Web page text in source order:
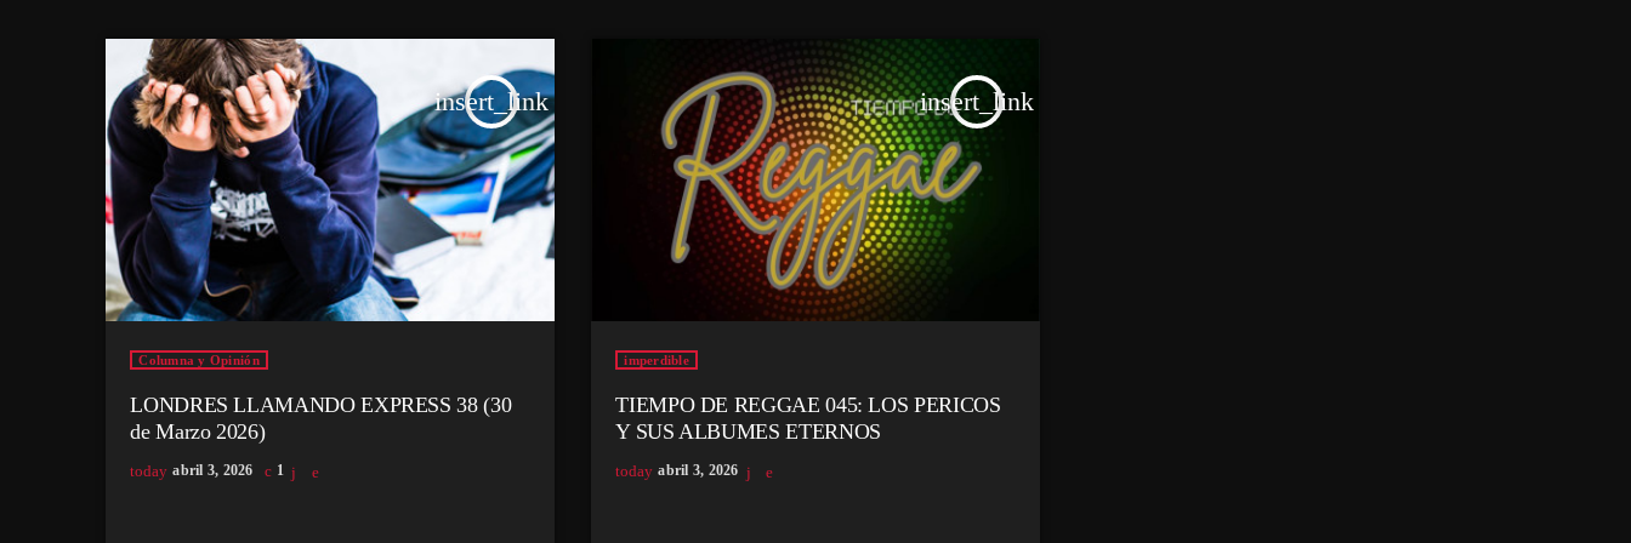
insert_link
Columna y Opinión
LONDRES LLAMANDO EXPRESS 38 (30
de Marzo 2026)
today abril 3, 2026 1
insert_link
imperdible
TIEMPO DE REGGAE 045: LOS PERICOS
Y SUS ALBUMES ETERNOS
today abril 3, 2026